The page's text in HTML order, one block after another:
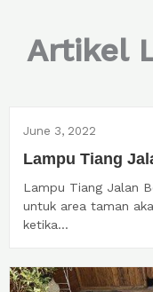
Artikel
June 3, 2022
Lampu Tiang
Lampu Tiang Jalan
untuk area taman
ketika...